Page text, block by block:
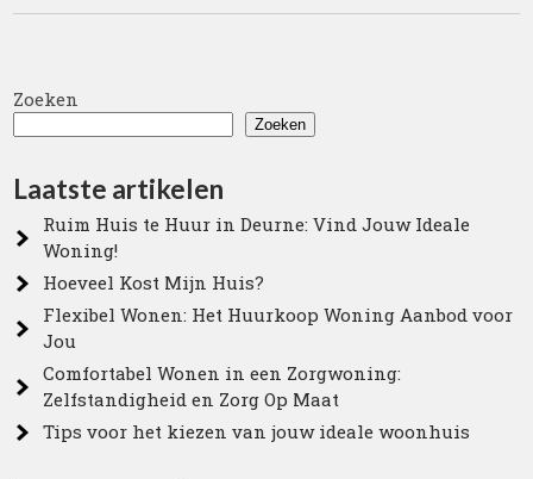
Zoeken
Zoeken
Laatste artikelen
Ruim Huis te Huur in Deurne: Vind Jouw Ideale
Woning!
Hoeveel Kost Mijn Huis?
Flexibel Wonen: Het Huurkoop Woning Aanbod voor
Jou
Comfortabel Wonen in een Zorgwoning:
Zelfstandigheid en Zorg Op Maat
Tips voor het kiezen van jouw ideale woonhuis